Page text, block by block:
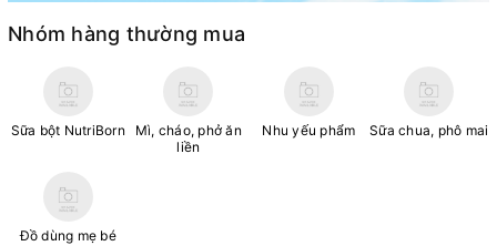
Nhóm hàng thường mua
Sữa bột NutriBorn
Mì, cháo, phở ăn
liền
Nhu yếu phẩm Sữa chua, phô mai
Đồ dùng mẹ bé